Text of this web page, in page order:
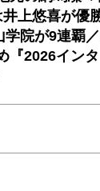
上悠喜が優
学院が9連覇
『2026インタ